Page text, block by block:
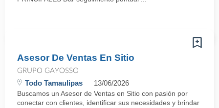
Asesor De Ventas En Sitio
GRUPO GAYOSSO
Todo Tamaulipas 13/06/2026
Buscamos un Asesor de Ventas en Sitio con pasión por
conectar con clientes, identificar sus necesidades y brindar